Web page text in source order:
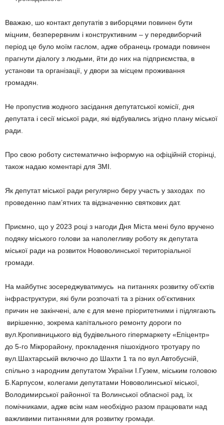
Вважаю, шо контакт депутатів з виборцями повинен бути
міцним, безперервним і конструктивним – у передвиборчий
період це було моїм гаслом, адже обранець громади повинен
прагнути діалогу з людьми, йти до них на підприємства, в
установи та організації, у двори за місцем проживання
громадян.
Не пропустив жодного засідання депутатської комісії, дня
депутата і сесії міської ради, які відбувались згідно плану міської
ради.
Про свою роботу систематично інформую на офіційній сторінці,
також надаю коментарі для ЗМІ.
Як депутат міської ради регулярно беру участь у заходах по
проведенню пам’ятних та відзначенню святкових дат.
Приємно, що у 2023 році з нагоди Дня Міста мені було вручено
подяку міського голови за наполегливу роботу як депутата
міської ради на розвиток Нововолинської територіальної
громади.
На майбутнє зосереджуватимусь на питаннях розвитку об’єктів
інфраструктури, які були розпочаті та з різних об’єктивних
причин не закінчені, але є для мене пріоритетними і підлягають
вирішенню, зокрема капітального ремонту дороги по
вул.Кропивницького від будівельного гіпермаркету «Епіцентр»
до 5-го Мікрорайону, прокладення пішохідного тротуару по
вул.Шахтарській включно до Шахти 1 та по вул.Автобусній,
спільно з народним депутатом України І.Гузем, міським головою
Б.Карпусом, колегами депутатами Нововолинської міської,
Володимирської районної та Волинської обласної рад, їх
помічниками, адже всім нам необхідно разом працювати над
важливими питаннями для розвитку громади.